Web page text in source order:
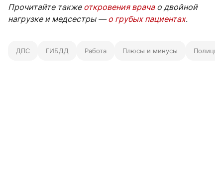
Прочитайте также откровения врачао двойной
нагрузке и медсестры —о грубых пациентах.
ДПС ГИБДД Работа Плюсы и минусы Полиция